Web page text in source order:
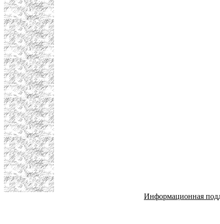
Информационная